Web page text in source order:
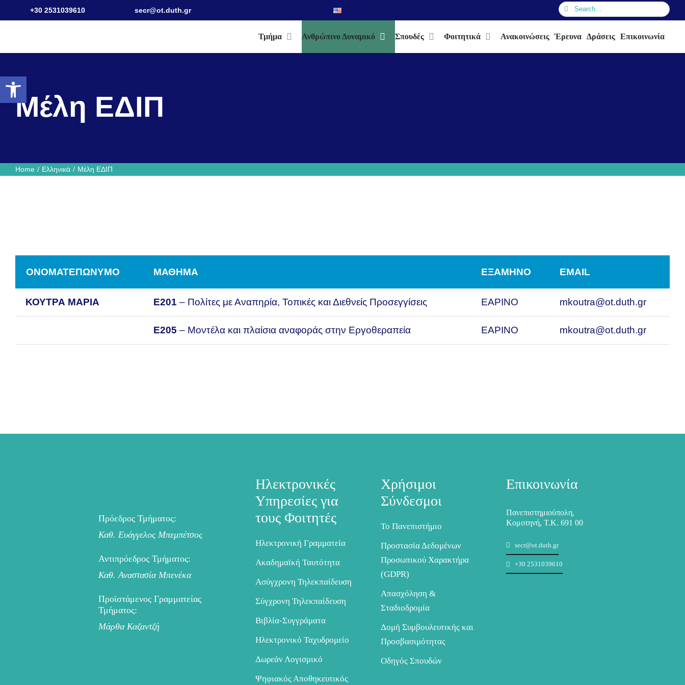
Ανοίξτε τη γραμμή εργαλείων
+30 2531039610 secr@ot.duth.gr
Search
Τμήμα Ανθρώπινο Δυναμικό Σπουδές Φοιτητικά Ανακοινώσεις Έρευνα Δράσεις Επικοινωνία
Μέλη ΕΔΙΠ
Home Ελληνικά Μέλη ΕΔΙΠ
ΟΝΟΜΑΤΕΠΩΝΥΜΟ ΜΑΘΗΜΑ ΕΞΑΜΗΝΟ EMAIL
ΚΟΥΤΡΑ ΜΑΡΙΑ Ε201 – Πολίτες με Αναπηρία, Τοπικές και Διεθνείς Προσεγγίσεις ΕΑΡΙΝΟ mkoutra@ot.duth.gr
Ε205 – Μοντέλα και πλαίσια αναφοράς στην Εργοθεραπεία ΕΑΡΙΝΟ mkoutra@ot.duth.gr
Πρόεδρος Τμήματος:
Καθ. Ευάγγελος Μπεμπέτσος
Αντιπρόεδρος Τμήματος:
Καθ. Αναστασία Μπενέκα
Προϊστάμενος Γραμματείας
Τμήματος:
Μάρθα Καζαντζή
Ηλεκτρονικές
Υπηρεσίες για
τους Φοιτητές
Ηλεκτρονική Γραμματεία
Ακαδημαϊκή Ταυτότητα
Ασύγχρονη Τηλεκπαίδευση
Σύγχρονη Τηλεκπαίδευση
Βιβλία-Συγγράματα
Ηλεκτρονικό Ταχυδρομείο
Δωρεάν Λογισμικό
Ψηφιακός Αποθηκευτικός
Χρήσιμοι
Σύνδεσμοι
Το Πανεπιστήμιο
Προστασία Δεδομένων
Προσωπικού Χαρακτήρα
(GDPR)
Απασχόληση &
Σταδιοδρομία
Δομή Συμβουλευτικής και
Προσβασιμότητας
Οδηγός Σπουδών
Επικοινωνία
Πανεπιστημιούπολη,
Κομοτηνή, Τ.Κ. 691 00
secr@ot.duth.gr
+30 2531039610